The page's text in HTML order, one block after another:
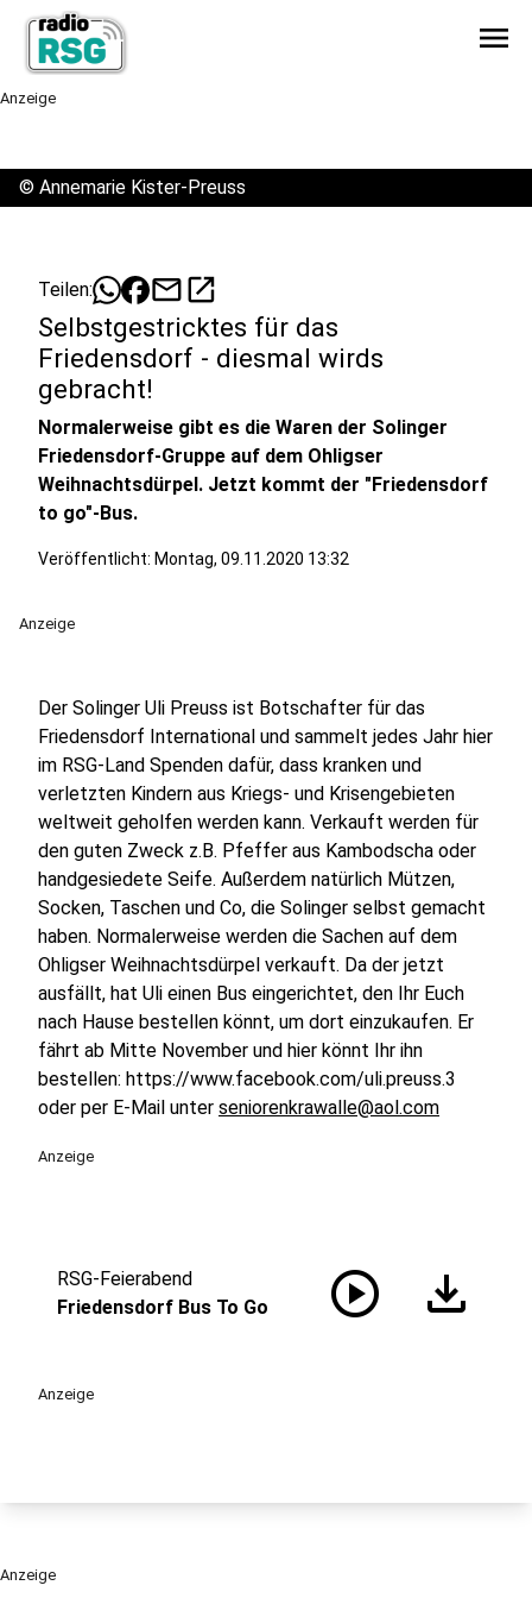
menu
Anzeige
© Annemarie Kister-Preuss
Teilen: mailopen_in_new
Selbstgestricktes für das
Friedensdorf - diesmal wirds
gebracht!
Normalerweise gibt es die Waren der Solinger
Friedensdorf-Gruppe auf dem Ohligser
Weihnachtsdürpel. Jetzt kommt der "Friedensdorf
to go"-Bus.
Veröffentlicht: Montag, 09.11.2020 13:32
Anzeige
Der Solinger Uli Preuss ist Botschafter für das
Friedensdorf International und sammelt jedes Jahr hier
im RSG-Land Spenden dafür, dass kranken und
verletzten Kindern aus Kriegs- und Krisengebieten
weltweit geholfen werden kann. Verkauft werden für
den guten Zweck z.B. Pfeffer aus Kambodscha oder
handgesiedete Seife. Außerdem natürlich Mützen,
Socken, Taschen und Co, die Solinger selbst gemacht
haben. Normalerweise werden die Sachen auf dem
Ohligser Weihnachtsdürpel verkauft. Da der jetzt
ausfällt, hat Uli einen Bus eingerichtet, den Ihr Euch
nach Hause bestellen könnt, um dort einzukaufen. Er
fährt ab Mitte November und hier könnt Ihr ihn
bestellen: https://www.facebook.com/uli.preuss.3
oder per E-Mail unter seniorenkrawalle@aol.com
Anzeige
RSG-Feierabend
Friedensdorf Bus To Go
play_circle download
Anzeige
Anzeige